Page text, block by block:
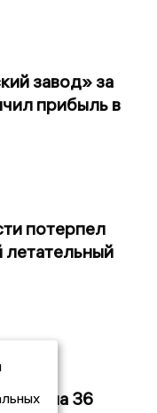
завод» за
прибыль в
потерпел
к
на 36